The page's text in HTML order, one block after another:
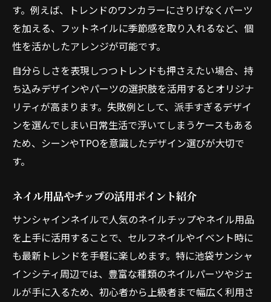
す。例えば、トレンドのワンカラーにさりげなくパーツ
を加える、フットネイルに季節感を取り入れるなど、個
性を活かしたアレンジが可能です。
自分らしさを表現しつつトレンドも押さえたい場合、持
ち込みデザインやパーツの選択肢を活用するとオリジナ
リティが高まります。失敗例として、派手すぎるデザイ
ンを選んでしまい日常生活で浮いてしまうケースもある
ため、シーンやTPOを意識したデザイン選びが大切で
す。
ネイル用品やチップの活用ポイント紹介
サンシャインネイルで人気のネイルチップやネイル用品
を上手に活用することで、セルフネイルやイベント時に
も最新トレンドを手軽に楽しめます。特に池袋サンシャ
インシティ周辺では、豊富な種類のネイルパーツやジェ
ルが手に入るため、初心者から上級者まで幅広く利用さ